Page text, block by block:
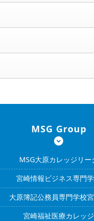
MSG Group
MSG大原カレッジリー
宮崎情報ビジネス専門
大原簿記公務員専門学校
宮崎福祉医療カレッジ